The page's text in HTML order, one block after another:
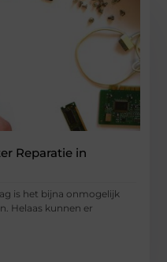
Reparatie in
is het bijna onmogelijk
Helaas kunnen er